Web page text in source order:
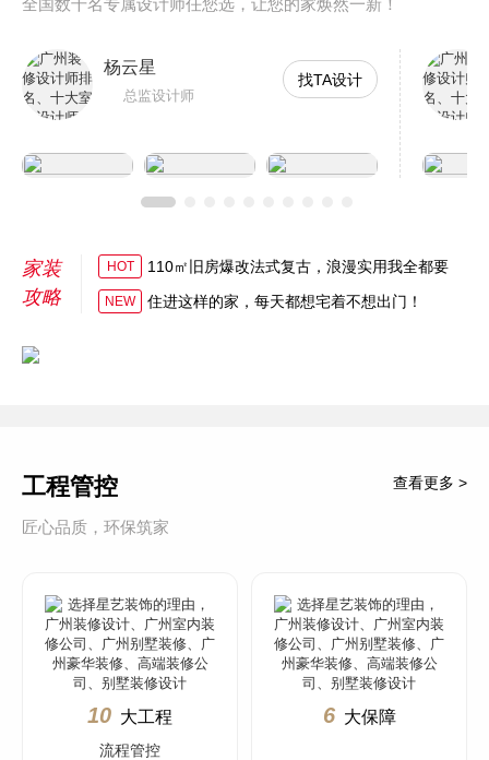
全国数千名专属设计师任您选，让您的家焕然一新！
杨云星
总监设计师
找TA设计
家装
攻略
HOT 110㎡旧房爆改法式复古，浪漫实用我全都要
NEW 住进这样的家，每天都想宅着不想出门！
工程管控
匠心品质，环保筑家
查看更多 >
10 大工程
流程管控
6 大保障